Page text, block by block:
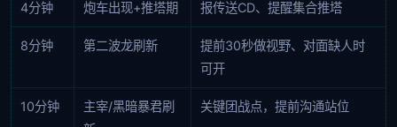
4分钟 炮车出现+推塔期 报传送CD、提醒集合推塔
8分钟 第二波龙刷新
提前30秒做视野、对面缺人时
可开
10分钟
主宰/黑暗暴君刷
关键团战点，提前沟通站位